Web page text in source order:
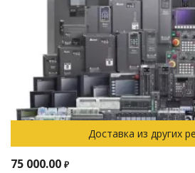
Доставка из других
75 000.00 ₽